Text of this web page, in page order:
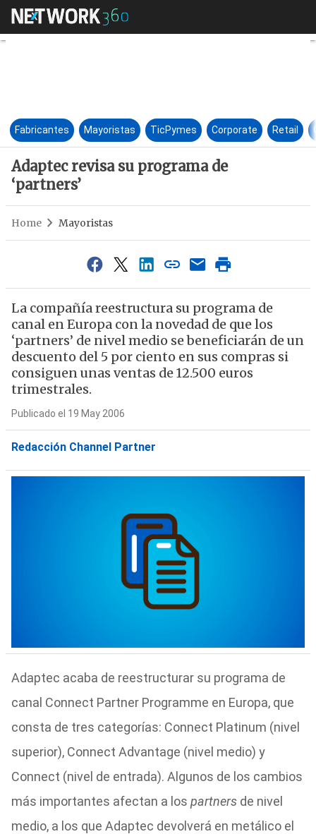
Adaptec revisa su programa
Fabricantes Mayoristas TicPymes Corporate Retail
Adaptec revisa su programa de
‘partners’
Home Mayoristas
La compañía reestructura su programa de
canal en Europa con la novedad de que los
‘partners’ de nivel medio se beneficiarán de un
descuento del 5 por ciento en sus compras si
consiguen unas ventas de 12.500 euros
trimestrales.
Publicado el 19 May 2006
Redacción Channel Partner
Adaptec acaba de reestructurar su programa de
canal Connect Partner Programme en Europa, que
consta de tres categorías: Connect Platinum (nivel
superior), Connect Advantage (nivel medio) y
Connect (nivel de entrada). Algunos de los cambios
más importantes afectan a los partnersde nivel
medio, a los que Adaptec devolverá en metálico el